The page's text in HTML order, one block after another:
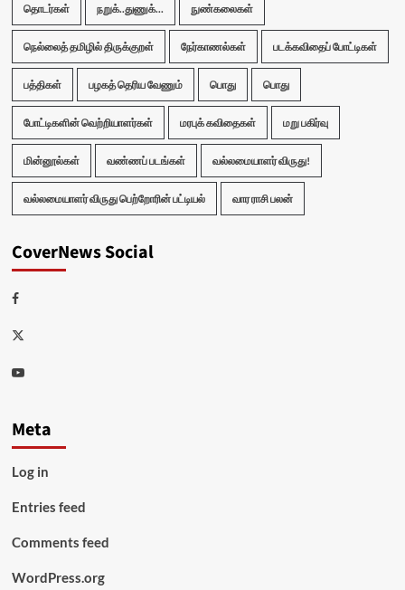
தொடர்கள் நறுக்..துணுக்... நுண்கலைகள்
நெல்லைத் தமிழில் திருக்குறள் நேர்காணல்கள் படக்கவிதைப் போட்டிகள்
பத்திகள் பழகத் தெரிய வேணும் பொது பொது
போட்டிகளின் வெற்றியாளர்கள் மரபுக் கவிதைகள் மறு பகிர்வு
மின்னூல்கள் வண்ணப் படங்கள் வல்லமையாளர் விருது!
வல்லமையாளர் விருது பெற்றோரின் பட்டியல் வார ராசி பலன்
CoverNews Social
Facebook
Twitter
Youtube
Meta
Log in
Entries feed
Comments feed
WordPress.org